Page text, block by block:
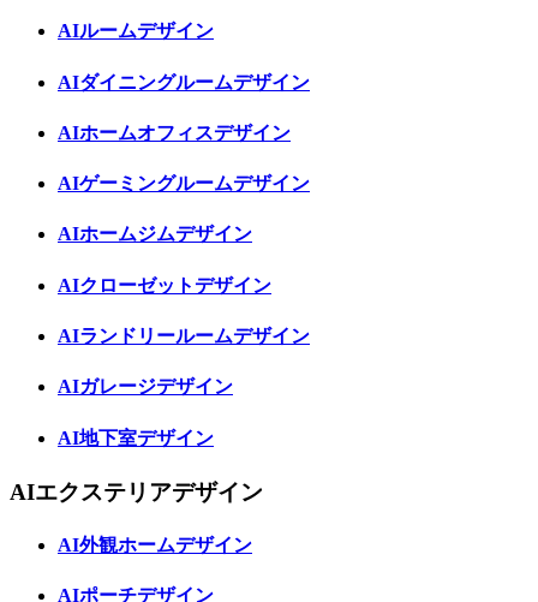
AIルームデザイン
AIダイニングルームデザイン
AIホームオフィスデザイン
AIゲーミングルームデザイン
AIホームジムデザイン
AIクローゼットデザイン
AIランドリールームデザイン
AIガレージデザイン
AI地下室デザイン
AIエクステリアデザイン
AI外観ホームデザイン
AIポーチデザイン